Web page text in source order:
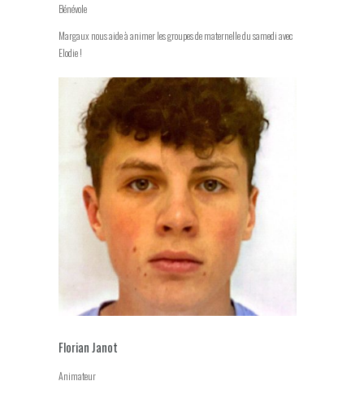
Bénévole
Margaux nous aide à animer les groupes de maternelle du samedi avec
Elodie !
Florian Janot
Animateur